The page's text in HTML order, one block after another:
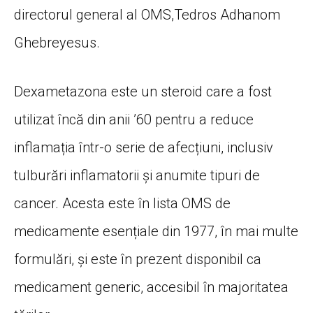
directorul general al OMS,Tedros Adhanom
Ghebreyesus.
Dexametazona este un steroid care a fost
utilizat încă din anii ’60 pentru a reduce
inflamația într-o serie de afecțiuni, inclusiv
tulburări inflamatorii și anumite tipuri de
cancer. Acesta este în lista OMS de
medicamente esențiale din 1977, în mai multe
formulări, și este în prezent disponibil ca
medicament generic, accesibil în majoritatea